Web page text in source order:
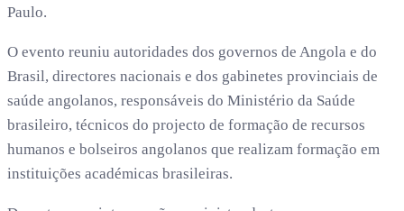
Paulo.
O evento reuniu autoridades dos governos de Angola e do
Brasil, directores nacionais e dos gabinetes provinciais de
saúde angolanos, responsáveis do Ministério da Saúde
brasileiro, técnicos do projecto de formação de recursos
humanos e bolseiros angolanos que realizam formação em
instituições académicas brasileiras.